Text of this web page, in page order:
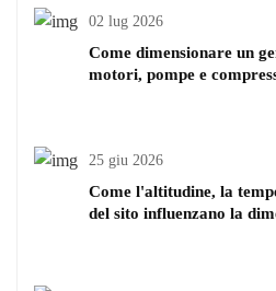
02 lug 2026
Come dimensionare un
motori, pompe e
25 giu 2026
Come l'altitudine, la
del sito influenzano la